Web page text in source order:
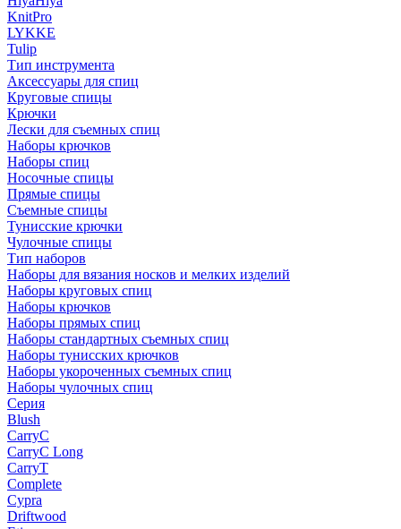
KnitPro
LYKKE
Tulip
Тип инструмента
Аксессуары для спиц
Круговые спицы
Крючки
Лески для съемных спиц
Наборы крючков
Наборы спиц
Носочные спицы
Прямые спицы
Съемные спицы
Тунисские крючки
Чулочные спицы
Тип наборов
Наборы для вязания носков и мелких изделий
Наборы круговых спиц
Наборы крючков
Наборы прямых спиц
Наборы стандартных съемных спиц
Наборы тунисских крючков
Наборы укороченных съемных спиц
Наборы чулочных спиц
Серия
Blush
CarryC
CarryC Long
CarryT
Complete
Cypra
Driftwood